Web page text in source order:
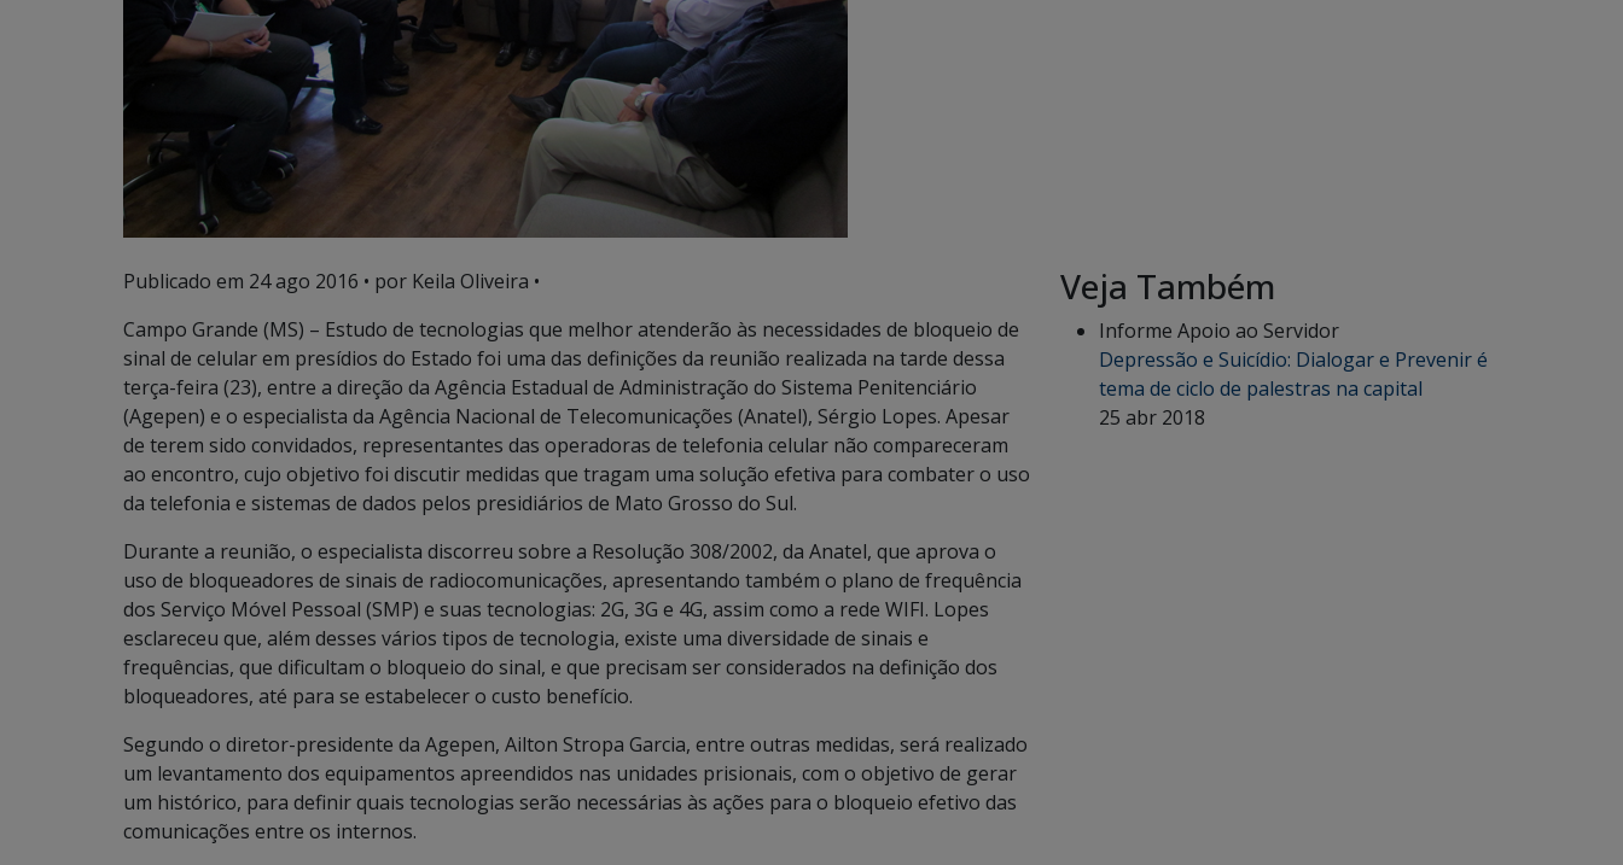
Publicado em 24 ago 2016 • por Keila Oliveira •
Campo Grande (MS) – Estudo de tecnologias que melhor atenderão às necessidades de bloqueio de
sinal de celular em presídios do Estado foi uma das definições da reunião realizada na tarde dessa
terça-feira (23), entre a direção da Agência Estadual de Administração do Sistema Penitenciário
(Agepen) e o especialista da Agência Nacional de Telecomunicações (Anatel), Sérgio Lopes. Apesar
de terem sido convidados, representantes das operadoras de telefonia celular não compareceram
ao encontro, cujo objetivo foi discutir medidas que tragam uma solução efetiva para combater o uso
da telefonia e sistemas de dados pelos presidiários de Mato Grosso do Sul.
Durante a reunião, o especialista discorreu sobre a Resolução 308/2002, da Anatel, que aprova o
uso de bloqueadores de sinais de radiocomunicações, apresentando também o plano de frequência
dos Serviço Móvel Pessoal (SMP) e suas tecnologias: 2G, 3G e 4G, assim como a rede WIFI. Lopes
esclareceu que, além desses vários tipos de tecnologia, existe uma diversidade de sinais e
frequências, que dificultam o bloqueio do sinal, e que precisam ser considerados na definição dos
bloqueadores, até para se estabelecer o custo benefício.
Segundo o diretor-presidente da Agepen, Ailton Stropa Garcia, entre outras medidas, será realizado
um levantamento dos equipamentos apreendidos nas unidades prisionais, com o objetivo de gerar
um histórico, para definir quais tecnologias serão necessárias às ações para o bloqueio efetivo das
comunicações entre os internos.
Veja Também
Informe Apoio ao Servidor
Depressão e Suicídio: Dialogar e Prevenir é
tema de ciclo de palestras na capital
25 abr 2018